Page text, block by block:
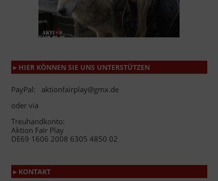
▸ HIER KÖNNEN SIE UNS UNTERSTÜTZEN
PayPal: aktionfairplay@gmx.de
oder via
Treuhandkonto:
Aktion Fair Play
DE69 1606 2008 6305 4850 02
▸ KONTAKT